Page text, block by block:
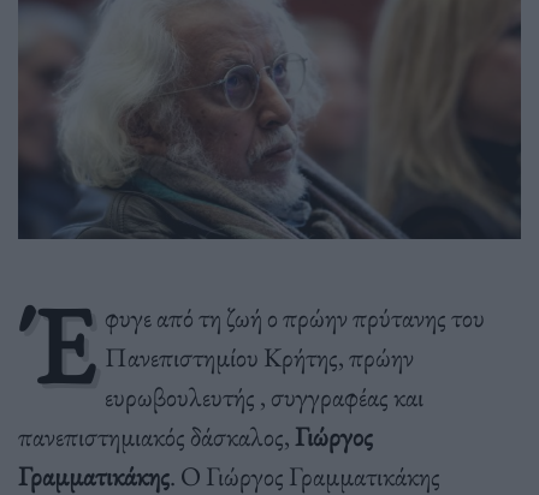
Έ φυγε από τη ζωή ο πρώην πρύτανης του
Πανεπιστημίου Κρήτης, πρώην
ευρωβουλευτής , συγγραφέας και
πανεπιστημιακός δάσκαλος,Γιώργος
Γραμματικάκης. Ο Γιώργος Γραμματικάκης